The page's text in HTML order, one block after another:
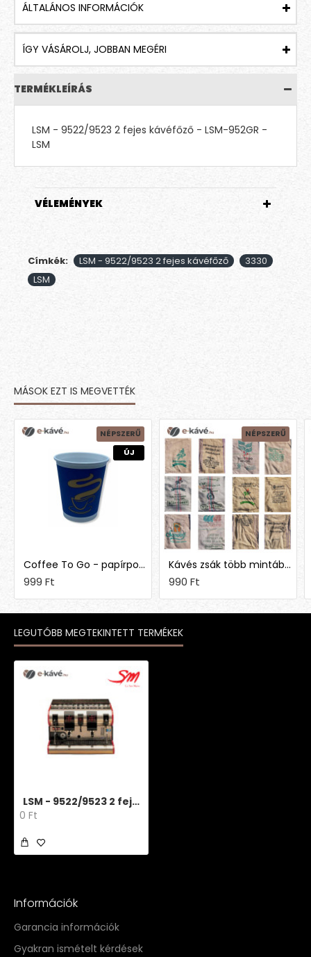
ÁLTALÁNOS INFORMÁCIÓK
ÍGY VÁSÁROLJ, JOBBAN MEGÉRI
TERMÉKLEÍRÁS
LSM - 9522/9523 2 fejes kávéfőző - LSM-952GR -
LSM
VÉLEMÉNYEK
Címkék: LSM - 9522/9523 2 fejes kávéfőző
3330
LSM
MÁSOK EZT IS MEGVETTÉK
NÉPSZERŰ
ÚJ
Coffee To Go - papírpohár 1,5 dl (50 db)
999 Ft
NÉPSZERŰ
Kávés zsák több mintában
990 Ft
LEGUTÓBB MEGTEKINTETT TERMÉKEK
LSM - 9522/9523 2 fejes kávéfőző
0 Ft
Információk
Garancia információk
Gyakran ismételt kérdések